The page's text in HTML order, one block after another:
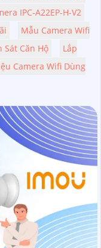
IPC-A22EP-H-V2
Mẫu Camera Wifi
Sát Căn Hộ
Lắp
Camera Wifi Dùng